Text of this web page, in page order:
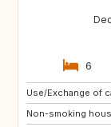
6
Use/Exchange of
Non-smoking
CH
DK